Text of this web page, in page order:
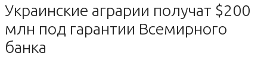
Украинские аграрии получат $200
млн под гарантии Всемирного
банка